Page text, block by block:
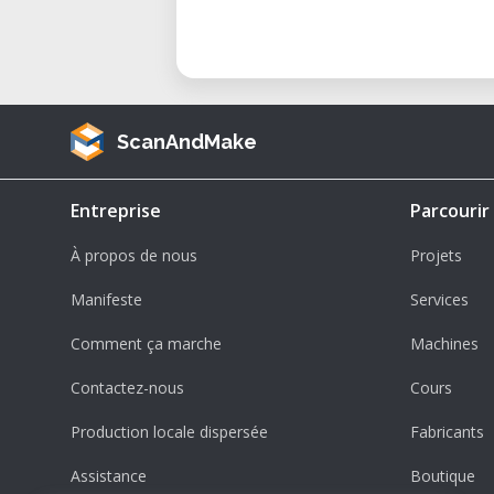
ScanAndMake
Entreprise
À propos de nous
Manifeste
Comment ça marche
Contactez-nous
Production locale dispersée
Assistance
Parcourir
Projets
Services
Machines
Cours
Fabricants
Boutique